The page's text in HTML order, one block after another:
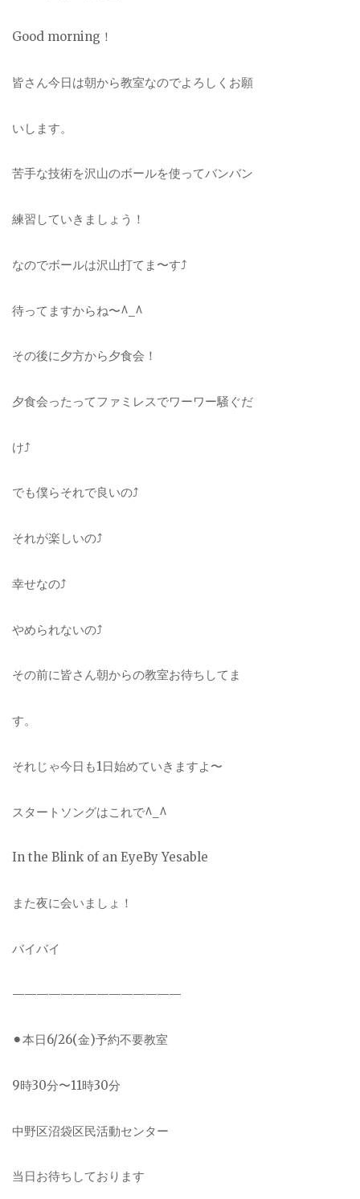
Good morning！
皆さん今日は朝から教室なのでよろしくお願
いします。
苦手な技術を沢山のボールを使ってバンバン
練習していきましょう！
なのでボールは沢山打てま〜す⤴︎
待ってますからね〜^_^
その後に夕方から夕食会！
夕食会ったってファミレスでワーワー騒 ぐだ
け⤴︎
でも僕らそれで良いの⤴︎
それが楽しいの⤴︎
幸せなの⤴︎
やめられないの⤴︎
その前に皆さん朝からの教室お待ちしてま
す。
それじゃ今日も1日始めていきますよ〜
スタートソングはこれで^_^
In the Blink of an EyeBy Yesable
また夜に会いましょ！
バイバイ
——————————————
⚫︎本日6/26(金)予約不要教室
9時30分〜11時30分
中野区沼袋区民活動センター
当日お待ちしております